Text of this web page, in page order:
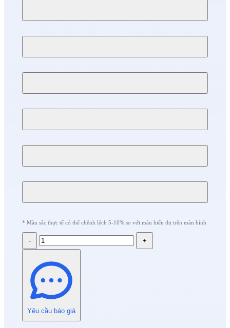
* Màu sắc thực tế có thể chênh lệch 5-10% so với màu hiển thị trên màn hình
- +
Yêu cầu báo giá